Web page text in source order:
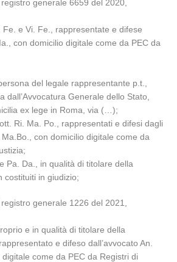
generale 6659 del 2020,
Fe. e Vi. Fe., rappresentate e difese
con domicilio digitale come da PEC da
del legale rappresentante p.t.,
dall’Avvocatura Generale dello Stato,
ex lege in Roma, via (…);
Ri. Ma. Po., rappresentati e difesi dagli
con domicilio digitale come da
Pa. Da., in qualità di titolare della
costituiti in giudizio;
generale 1226 del 2021,
e in qualità di titolare della
e difeso dall’avvocato An.
come da PEC da Registri di